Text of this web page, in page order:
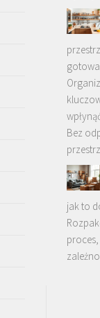
Bez
jak to